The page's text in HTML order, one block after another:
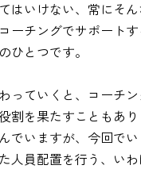
はいけない、常にそ
ーチングでサポート
ひとつです。
っていくと、コーチ
割を果たすこともあ
でいますが、今回で
人員配置を行う、い